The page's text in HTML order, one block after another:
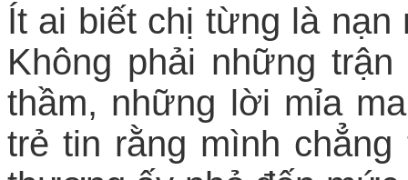
Ít ai biết chị từng là
Không phải những
thầm, những lời mỉa
trẻ tin rằng mình